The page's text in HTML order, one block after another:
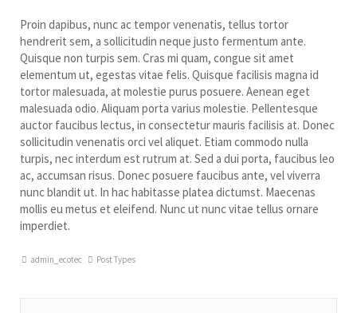
Proin dapibus, nunc ac tempor venenatis, tellus tortor
hendrerit sem, a sollicitudin neque justo fermentum ante.
Quisque non turpis sem. Cras mi quam, congue sit amet
elementum ut, egestas vitae felis. Quisque facilisis magna id
tortor malesuada, at molestie purus posuere. Aenean eget
malesuada odio. Aliquam porta varius molestie. Pellentesque
auctor faucibus lectus, in consectetur mauris facilisis at. Donec
sollicitudin venenatis orci vel aliquet. Etiam commodo nulla
turpis, nec interdum est rutrum at. Sed a dui porta, faucibus leo
ac, accumsan risus. Donec posuere faucibus ante, vel viverra
nunc blandit ut. In hac habitasse platea dictumst. Maecenas
mollis eu metus et eleifend. Nunc ut nunc vitae tellus ornare
imperdiet.
admin_ecotec Post Types